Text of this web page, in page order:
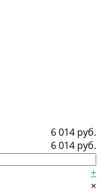
6 014 руб.
6 014 руб.
+
×